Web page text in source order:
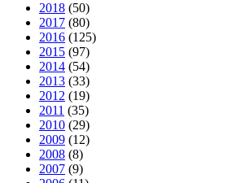
2018 (50)
2017 (80)
2016 (125)
2015 (97)
2014 (54)
2013 (33)
2012 (19)
2011 (35)
2010 (29)
2009 (12)
2008 (8)
2007 (9)